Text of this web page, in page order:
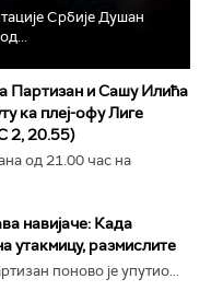
Србије Душан
Партизан и Сашу Илића
ка плеј-офу Лиге
2, 20.55)
од 21.00 час на
навијаче: Када
утакмицу, размислите
поново је упутио...